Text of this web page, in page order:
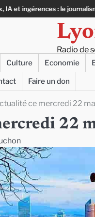
peut-il encore lutter ?
Radio de
Culture Economie
Faire un don
ce mercredi 22
22